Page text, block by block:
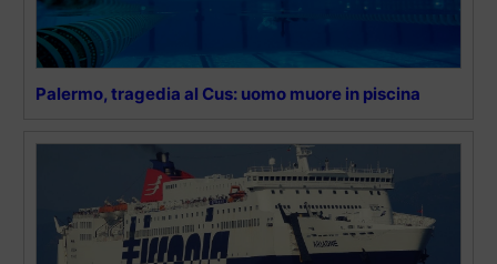
Palermo, tragedia al Cus: uomo muore in piscina